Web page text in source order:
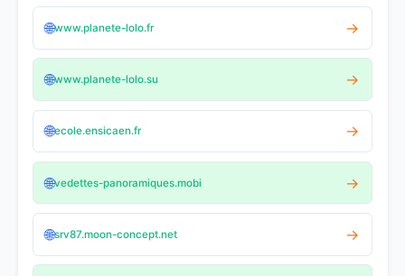
🌐www.planete-lolo.fr →
🌐www.planete-lolo.su →
🌐ecole.ensicaen.fr →
🌐vedettes-panoramiques.mobi →
🌐srv87.moon-concept.net →